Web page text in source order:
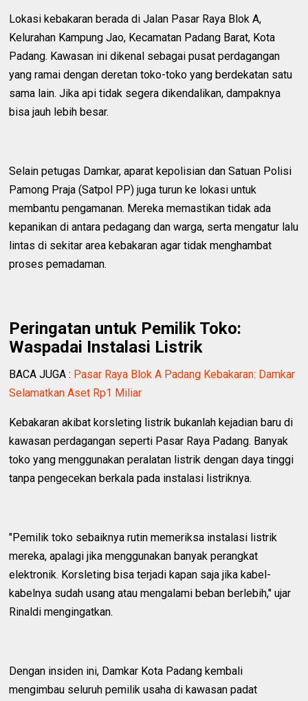
Lokasi kebakaran berada di Jalan Pasar Raya Blok A,
Kelurahan Kampung Jao, Kecamatan Padang Barat, Kota
Padang. Kawasan ini dikenal sebagai pusat perdagangan
yang ramai dengan deretan toko-toko yang berdekatan satu
sama lain. Jika api tidak segera dikendalikan, dampaknya
bisa jauh lebih besar.
Selain petugas Damkar, aparat kepolisian dan Satuan Polisi
Pamong Praja (Satpol PP) juga turun ke lokasi untuk
membantu pengamanan. Mereka memastikan tidak ada
kepanikan di antara pedagang dan warga, serta mengatur lalu
lintas di sekitar area kebakaran agar tidak menghambat
proses pemadaman.
Peringatan untuk Pemilik Toko:
Waspadai Instalasi Listrik
BACA JUGA : Pasar Raya Blok A Padang Kebakaran: Damkar
Selamatkan Aset Rp1 Miliar
Kebakaran akibat korsleting listrik bukanlah kejadian baru di
kawasan perdagangan seperti Pasar Raya Padang. Banyak
toko yang menggunakan peralatan listrik dengan daya tinggi
tanpa pengecekan berkala pada instalasi listriknya.
"Pemilik toko sebaiknya rutin memeriksa instalasi listrik
mereka, apalagi jika menggunakan banyak perangkat
elektronik. Korsleting bisa terjadi kapan saja jika kabel-
kabelnya sudah usang atau mengalami beban berlebih," ujar
Rinaldi mengingatkan.
Dengan insiden ini, Damkar Kota Padang kembali
mengimbau seluruh pemilik usaha di kawasan padat